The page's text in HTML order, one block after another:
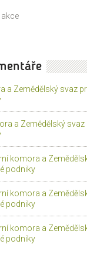
a Zemědělský svaz
a Zemědělský
komora a
podniky
komora a
podniky
komora a
podniky